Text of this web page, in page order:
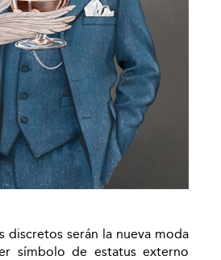
discretos serán la nueva moda
símbolo de estatus externo